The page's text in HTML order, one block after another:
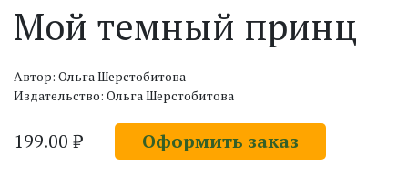
Мой темный принц
Автор: Ольга Шерстобитова
Издательство: Ольга Шерстобитова
199.00 ₽ Оформить заказ